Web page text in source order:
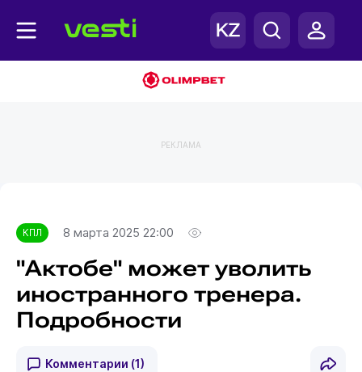
РЕКЛАМА
КПЛ 8 марта 2025 22:00
"Актобе" может уволить
иностранного тренера.
Подробности
Комментарии (1)